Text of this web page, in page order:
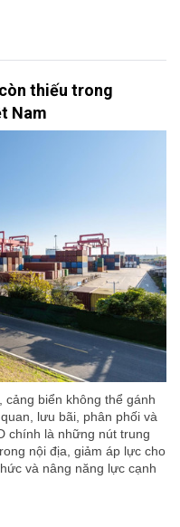
thiếu trong
Nam
cảng biển không thể gánh
lưu bãi, phân phối và
chính là những nút trung
nội địa, giảm áp lực cho
và nâng năng lực cạnh